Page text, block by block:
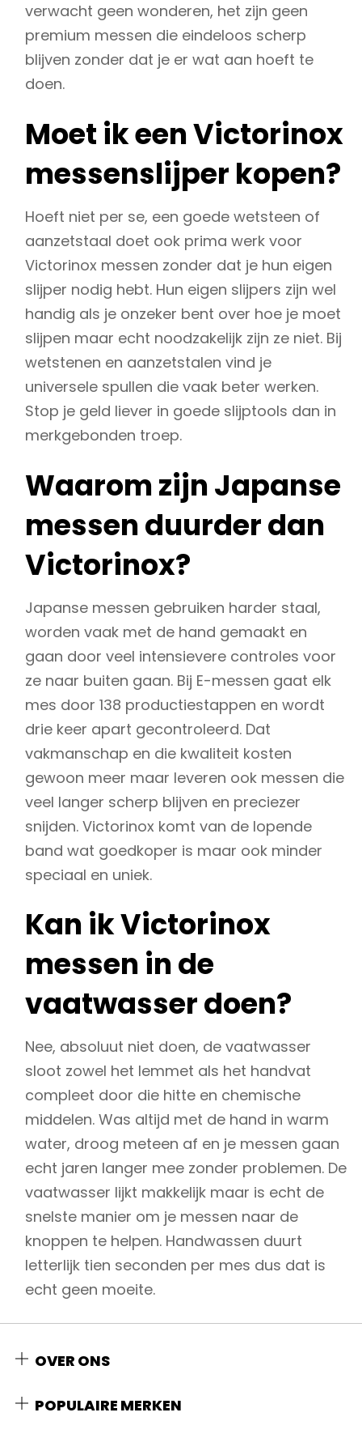
verwacht geen wonderen, het zijn geen
premium messen die eindeloos scherp
blijven zonder dat je er wat aan hoeft te
doen.
Moet ik een Victorinox
messenslijper kopen?
Hoeft niet per se, een goede wetsteen of
aanzetstaal doet ook prima werk voor
Victorinox messen zonder dat je hun eigen
slijper nodig hebt. Hun eigen slijpers zijn wel
handig als je onzeker bent over hoe je moet
slijpen maar echt noodzakelijk zijn ze niet. Bij
wetstenen en aanzetstalen vind je
universele spullen die vaak beter werken.
Stop je geld liever in goede slijptools dan in
merkgebonden troep.
Waarom zijn Japanse
messen duurder dan
Victorinox?
Japanse messen gebruiken harder staal,
worden vaak met de hand gemaakt en
gaan door veel intensievere controles voor
ze naar buiten gaan. Bij E-messen gaat elk
mes door 138 productiestappen en wordt
drie keer apart gecontroleerd. Dat
vakmanschap en die kwaliteit kosten
gewoon meer maar leveren ook messen die
veel langer scherp blijven en preciezer
snijden. Victorinox komt van de lopende
band wat goedkoper is maar ook minder
speciaal en uniek.
Kan ik Victorinox
messen in de
vaatwasser doen?
Nee, absoluut niet doen, de vaatwasser
sloot zowel het lemmet als het handvat
compleet door die hitte en chemische
middelen. Was altijd met de hand in warm
water, droog meteen af en je messen gaan
echt jaren langer mee zonder problemen. De
vaatwasser lijkt makkelijk maar is echt de
snelste manier om je messen naar de
knoppen te helpen. Handwassen duurt
letterlijk tien seconden per mes dus dat is
echt geen moeite.
OVER ONS
POPULAIRE MERKEN